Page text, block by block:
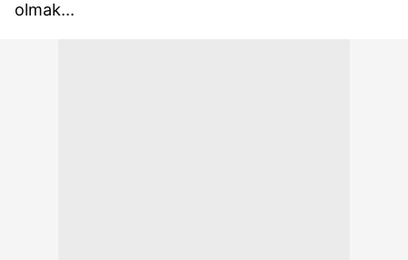
olmak...